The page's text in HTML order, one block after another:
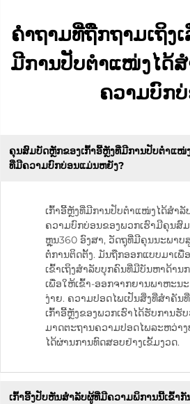
ຄຳຖາມທີ່ຖືກຖາມເຖິງ
ມີການປັບຕຳແໜ່ງໄດ້
ຄວາມບົກ
ຄຸນສົມບັດຫຼັກຂອງເກົ້າອີ້ຫຼັງທີ່ມີການປັບຕຳແໜ່
ທີ່ມີຄວາມບົກບ່ອນແມ່ນຫຍັງ?
ເກົ້າອີ້ຫຼັງທີ່ມີການປັບຕຳແໜ່ງໄດ້ສຳ
ຄວາມບົກບ່ອນຂອງພວກເຮົາມີຄຸນສົ
ຫຼຸນ360 ອົງສາ, ວັດຖຸທີ່ມີຄຸນນະພາບ
ຕໍ່ການຕິດຕັ້ງ. ມັນຖືກອອກແບບມາເພື່
ເຂົ້າເຖິງສຳລັບບຸກຄົນທີ່ມີບັນຫາດ້ານ
ເພື່ອໃຫ້ເຂົ້າ-ອອກຈາກຍານພາຫະນ
ງ່າຍ. ຄວາມປອດໄພເປັນສິ່ງທີ່ສຳຄັນ
ເກົ້າອີ້ຫຼັງຂອງພວກເຮົາໄດ້ຮັບການຮັ
ມາດຕະຖານຄວາມປອດໄພລະຫວ່າງ
ໄດ້ຜ່ານການທົດສອບຢ່າງເຂັ້ມງວດ.
ເກົ້າອີ້ງປັບຫັນສຳລັບຜູ້ທີ່ມີຄວາມພິການນີ້ເຂົ້າກັ